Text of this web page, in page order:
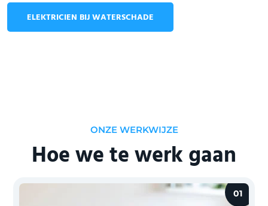
ELEKTRICIEN BIJ WATERSCHADE
ONZE WERKWIJZE
Hoe we te werk gaan
01